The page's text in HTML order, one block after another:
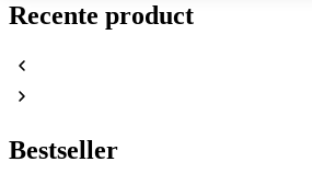
Recente product
Bestseller